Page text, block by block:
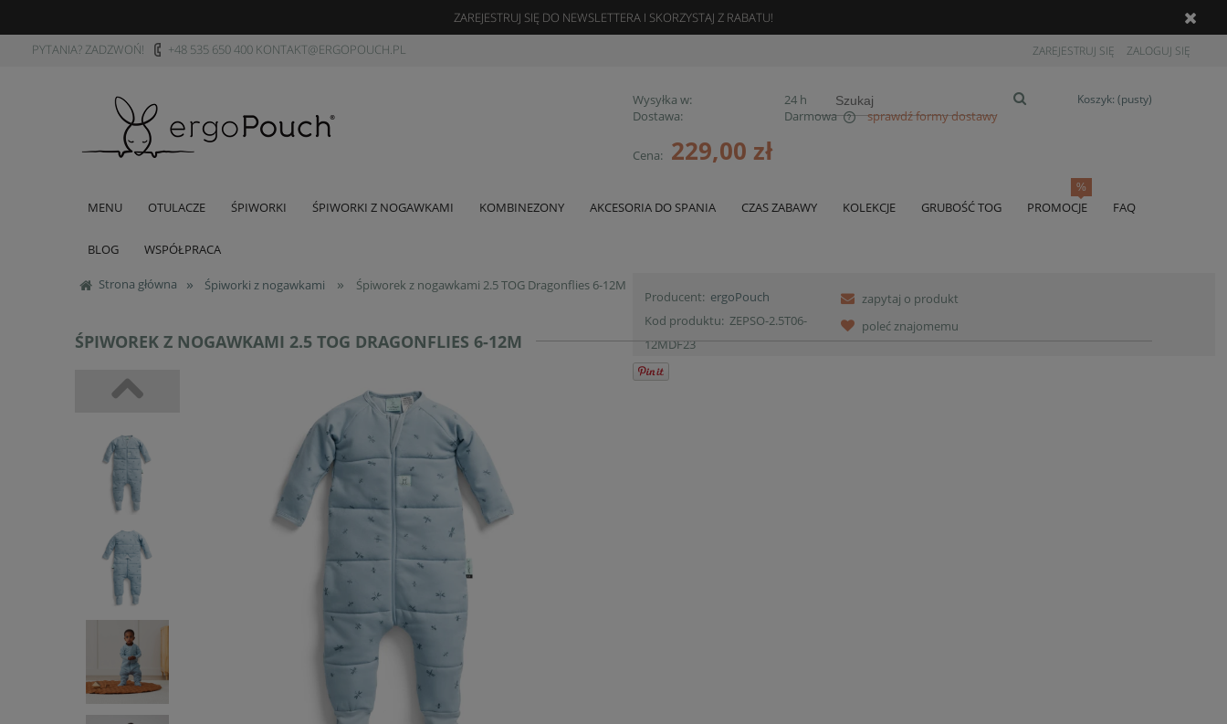
ZAREJESTRUJ SIĘ DO NEWSLETTERA I SKORZYSTAJ Z RABATU!
PYTANIA? ZADZWOŃ!
+48 535 650 400 KONTAKT@ERGOPOUCH.PL ZAREJESTRUJ SIĘ ZALOGUJ SIĘ
Koszyk: (pusty)
MENU OTULACZE ŚPIWORKI ŚPIWORKI Z NOGAWKAMI KOMBINEZONY AKCESORIA DO SPANIA CZAS ZABAWY KOLEKCJE GRUBOŚĆ TOG PROMOCJE FAQ
BLOG WSPÓŁPRACA
Strona główna » Śpiworki z nogawkami » Śpiworek z nogawkami 2.5 TOG Dragonflies 6-12M
ŚPIWOREK Z NOGAWKAMI 2.5 TOG DRAGONFLIES 6-12M
Wysyłka w:
24 h
Dostawa:
Darmowa
Cena nie zawiera ewentualnych kosztów
sprawdź formy dostawy
Cena: 229,00 zł
szt. DO KOSZYKA
Producent: ergoPouch
Kod produktu: ZEPSO-2.5T06-
12MDF23
zapytaj o produkt
poleć znajomemu